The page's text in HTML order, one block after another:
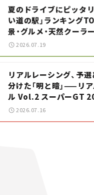
夏のドライブにピッタリ
い道の駅」ランキング
景・グルメ・天然クーラ
暑におすすめのスポット
【道の駅マニアの推し駅
2026.07.19
リアルレーシング、予
分けた「明と暗」——リ
ル Vol.2 スーパーGT
戦 岡山国際サーキット
2026.07.16